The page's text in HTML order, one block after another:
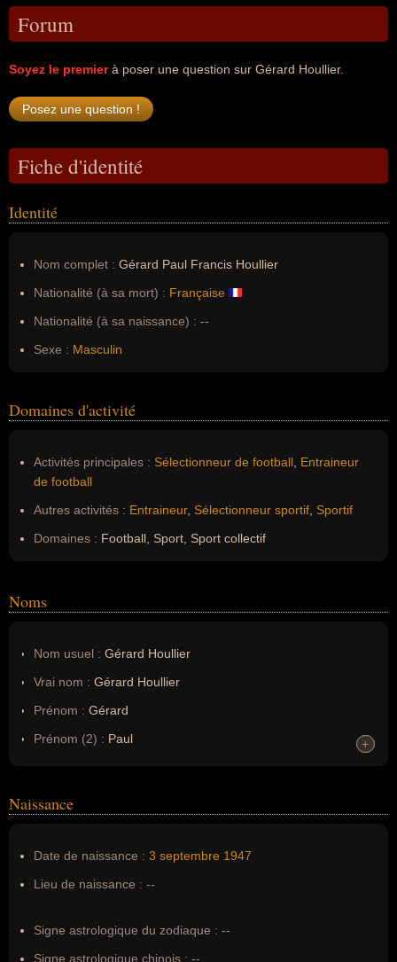
Forum
Soyez le premierà poser une question sur Gérard Houllier.
Fiche d'identité
Identité
Nom complet : Gérard Paul Francis Houllier
Nationalité (à sa mort) : Française
Nationalité (à sa naissance) : --
Sexe : Masculin
Domaines d'activité
Activités principales : Sélectionneur de football Entraineur
de football
Autres activités : Entraineur, Sélectionneur sportif Sportif
Domaines : Football, Sport, Sport collectif
Noms
Nom usuel : Gérard Houllier
Vrai nom : Gérard Houllier
Prénom : Gérard
Prénom (2) : Paul
Surnom : --
Erreurs d'écriture : --
+
+
Naissance
Date de naissance : 3 septembre 1947
Lieu de naissance : --
Signe astrologique du zodiaque : --
Signe astrologique chinois : --